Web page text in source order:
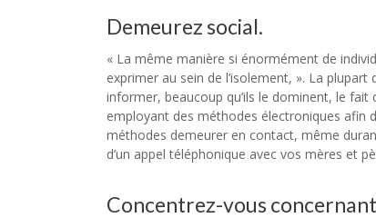
Demeurez social.
« La même manière si énormément de
exprimer au sein de l’isolement, ». La
informer, beaucoup qu’ils le dominent, le
employant des méthodes électroniques afin
méthodes demeurer en contact, même
d’un appel téléphonique avec vos mères et
Concentrez-vous